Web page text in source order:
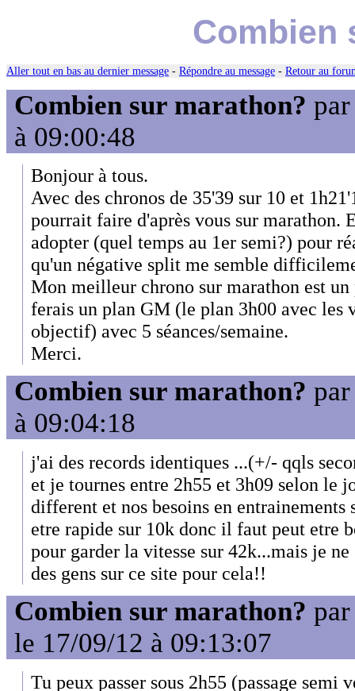
Combien
Aller tout en bas au dernier message - Répondre au message - Retour au
Combien sur marathon?
à 09:00:48
Bonjour à tous.
Avec des chronos de 35'39 sur 10 et
pourrait faire d'après vous sur marathon.
adopter (quel temps au 1er semi?) pour
qu'un négative split me semble
Mon meilleur chrono sur marathon est un
ferais un plan GM (le plan 3h00 avec les
objectif) avec 5 séances/semaine.
Merci.
Combien sur marathon?
à 09:04:18
j'ai des records identiques ...(+/- qqls
et je tournes entre 2h55 et 3h09 selon le
different et nos besoins en
etre rapide sur 10k donc il faut peut etre
pour garder la vitesse sur 42k...mais je
des gens sur ce site pour cela!!
Combien sur marathon?
le 17/09/12 à 09:13:07
Tu peux passer sous 2h55 (passage semi